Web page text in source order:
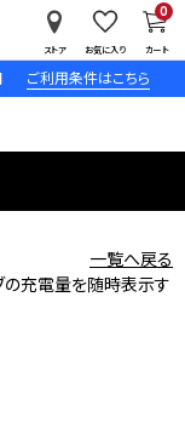
ご利用条件はこちら
ストア お気に入り カート
0
一覧へ戻る
の充電量を随時表示す